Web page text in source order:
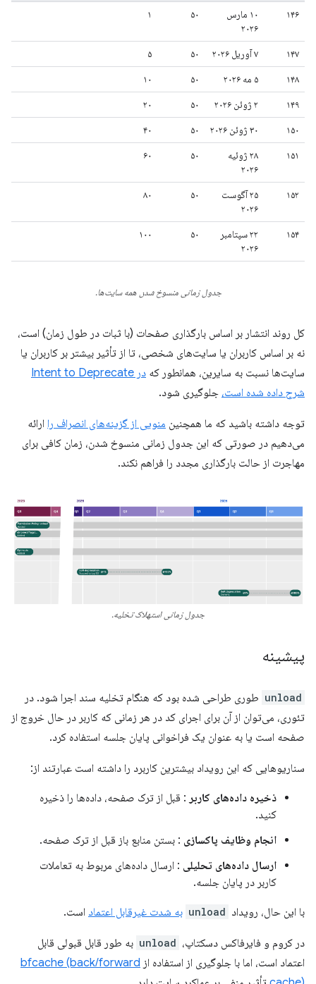
۱۴۶
۱۰ مارس
۲۰۲۶
۵۰ ۱
۱۴۷ ۷ آوریل ۲۰۲۶ ۵۰
۵
۱۴۸
۵ مه ۲۰۲۶ ۵۰
۱۰
۱۴۹
۲ ژوئن ۲۰۲۶ ۵۰
۲۰
۱۵۰
۳۰ ژوئن ۲۰۲۶ ۵۰
۴۰
۱۵۱
۲۸ ژوئیه
۲۰۲۶
۵۰ ۶۰
۱۵۲
۲۵ آگوست
۲۰۲۶
۵۰ ۸۰
۱۵۴
۲۲ سپتامبر
۲۰۲۶
۵۰ ۱۰۰
جدول زمانی منسوخ شدن همه سایت‌ها.
کل روند انتشار بر اساس بارگذاری صفحات (با ثبات در طول زمان) است،
نه بر اساس کاربران یا سایت‌های شخصی، تا از تأثیر بیشتر بر کاربران یا
سایت‌ها نسبت به سایرین، همانطور که
در Intent to Deprecate
شرح داده شده است، جلوگیری شود.
توجه داشته باشید که ما همچنین منویی از گزینه‌های انصراف را ارائه
می‌دهیم در صورتی که این جدول زمانی منسوخ شدن، زمان کافی برای
مهاجرت از حالت بارگذاری مجدد را فراهم نکند.
جدول زمانی استهلاک تخلیه.
پیشینه
unload طوری طراحی شده بود که هنگام تخلیه سند اجرا شود. در
تئوری، می‌توان از آن برای اجرای کد در هر زمانی که کاربر در حال خروج از
صفحه است یا به عنوان یک فراخوانی پایان جلسه استفاده کرد.
سناریوهایی که این رویداد بیشترین کاربرد را داشته است عبارتند از:
ذخیره داده‌های کاربر : قبل از ترک صفحه، داده‌ها را ذخیره
کنید.
انجام وظایف پاکسازی : بستن منابع باز قبل از ترک صفحه.
ارسال داده‌های تحلیلی : ارسال داده‌های مربوط به تعاملات
کاربر در پایان جلسه.
با این حال، رویداد unload به شدت غیرقابل اعتماد است.
در کروم و فایرفاکس دسکتاپ، unload به طور قابل قبولی قابل
اعتماد است، اما با جلوگیری از استفاده از bfcache (back/forward